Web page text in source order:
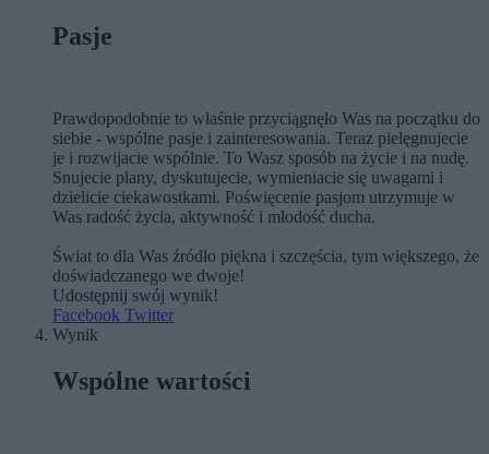
Pasje
Prawdopodobnie to właśnie przyciągnęło Was na początku do
siebie - wspólne pasje i zainteresowania. Teraz pielęgnujecie
je i rozwijacie wspólnie. To Wasz sposób na życie i na nudę.
Snujecie plany, dyskutujecie, wymieniacie się uwagami i
dzielicie ciekawostkami. Poświęcenie pasjom utrzymuje w
Was radość życia, aktywność i młodość ducha.
Świat to dla Was źródło piękna i szczęścia, tym większego, że
doświadczanego we dwoje!
Udostępnij swój wynik!
Facebook Twitter
Wynik
Wspólne wartości